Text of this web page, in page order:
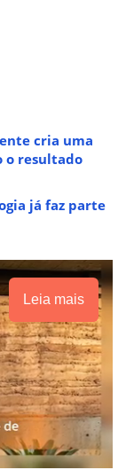
cria uma
o resultado
já faz parte
Leia mais